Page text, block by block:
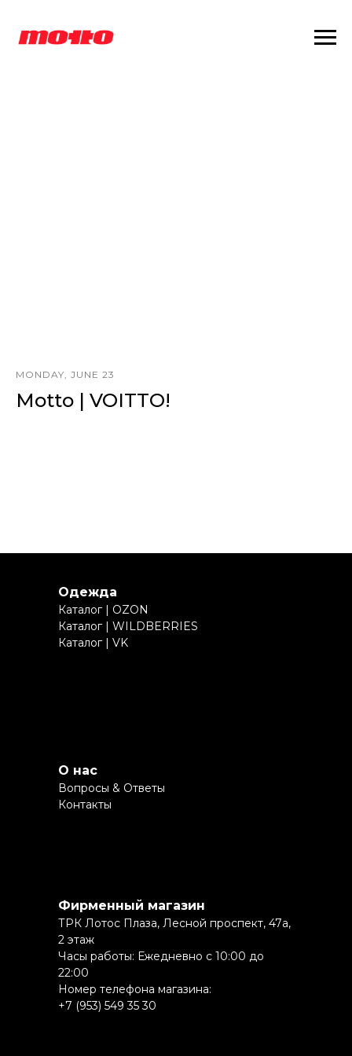
MONDAY, JUNE 23
Motto | VOITTO!
Одежда
Каталог | OZON
Каталог | WILDBERRIES
Каталог | VK
О нас
Вопросы & Ответы
Контакты
Фирменный магазин
ТРК Лотос Плаза, Лесной проспект, 47a,
2 этаж
Часы работы: Ежедневно с 10:00 до
22:00
Номер телефона магазина:
+7 (953) 549 35 30